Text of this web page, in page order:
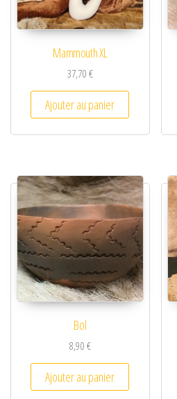
Mammouth XL
37,70€
Ajouter au panier
Bol
8,90€
Ajouter au panier